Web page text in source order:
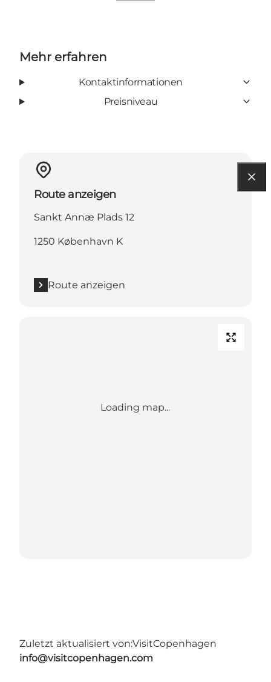
Mehr erfahren
Kontaktinformationen
Preisniveau
Route anzeigen
Sankt Annæ Plads 12
1250 København K
Route anzeigen
Loading map...
Zuletzt aktualisiert von:VisitCopenhagen
info@visitcopenhagen.com